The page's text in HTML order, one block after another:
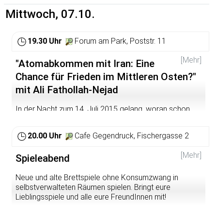
Mittwoch, 07.10.
19.30 Uhr Forum am Park, Poststr. 11
[Mehr]
"Atomabkommen mit Iran: Eine
Chance für Frieden im Mittleren Osten?"
mit Ali Fathollah-Nejad
In der Nacht zum 14. Juli 2015 gelang, woran schon
einer Einigung im Streit um das iranische
nach Billigung durch den US-Kongress erfolgen.In dem
weitgehende Einschränkungen bei der Entwicklung
seiner Nuklearenergie-Wirtschaft für die Dauer von zehn
bis 15 Jahren. Im Gegenzug sollen die diesbezüglichen
20.00 Uhr Cafe Gegendruck, Fischergasse 2
[Mehr]
Spieleabend
Neue und alte Brettspiele ohne Konsumzwang in
selbstverwalteten Räumen spielen. Bringt eure
Lieblingsspiele und alle eure FreundInnen mit!